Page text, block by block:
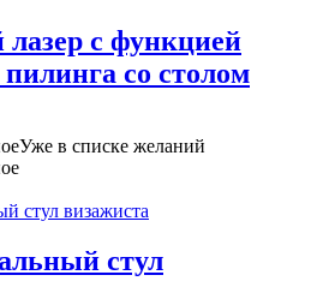
с функцией
пилинга со столом
Уже в списке желаний
стул